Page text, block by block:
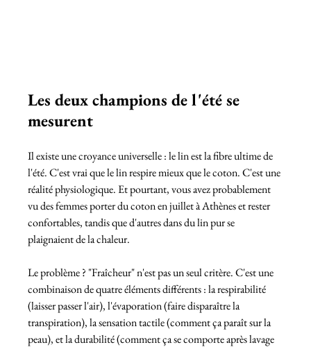
Les deux champions de l'été se
mesurent
Il existe une croyance universelle : le lin est la fibre ultime de
l'été. C'est vrai que le lin respire mieux que le coton. C'est une
réalité physiologique. Et pourtant, vous avez probablement
vu des femmes porter du coton en juillet à Athènes et rester
confortables, tandis que d'autres dans du lin pur se
plaignaient de la chaleur.
Le problème ? "Fraîcheur" n'est pas un seul critère. C'est une
combinaison de quatre éléments différents : la respirabilité
(laisser passer l'air), l'évaporation (faire disparaître la
transpiration), la sensation tactile (comment ça paraît sur la
peau), et la durabilité (comment ça se comporte après lavage